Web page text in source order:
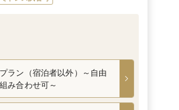
ラン（宿泊者以外）～自由
み合わせ可～